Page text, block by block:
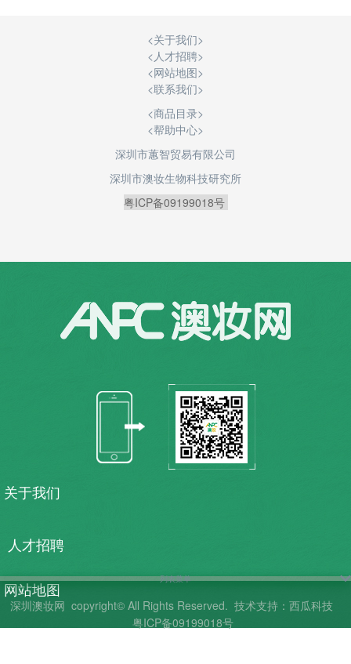
<关于我们>
< 人才招聘>
<网站地图>
<联系我们>
<商品目录>
<帮助中心>
深圳市蕙智贸易有限公司
深圳市澳妆生物科技研究所
粤ICP备09199018号
关于我们
人才招聘
网站地图
联系我们
列表菜单
深圳澳妆网 copyright© All Rights Reserved. 技术支持：西瓜科技
粤ICP备09199018号